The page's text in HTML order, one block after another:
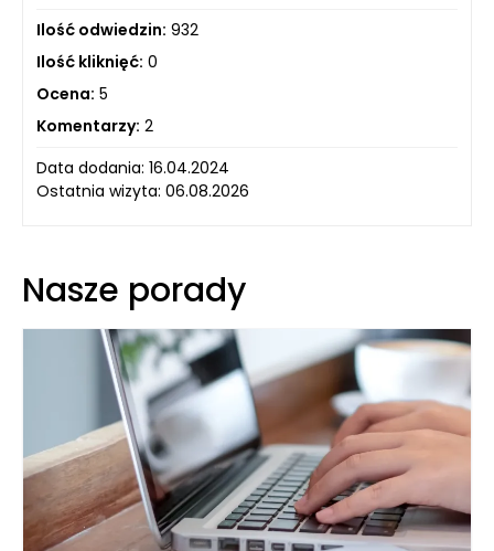
Ilość odwiedzin: 932
Ilość kliknięć: 0
Ocena: 5
Komentarzy: 2
Data dodania: 16.04.2024
Ostatnia wizyta: 06.08.2026
Nasze porady